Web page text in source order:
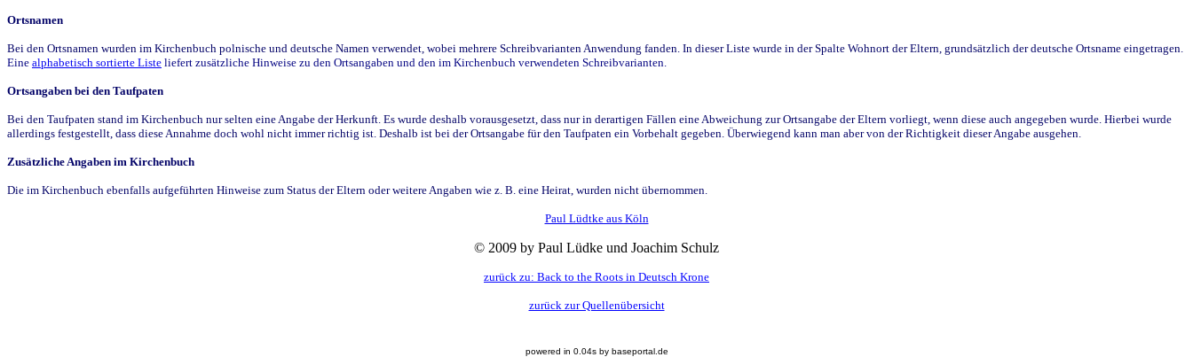
Ortsnamen
Bei den Ortsnamen wurden im Kirchenbuch polnische und deutsche Namen verwendet, wobei mehrere Schreibvarianten Anwendung fanden. In dieser Liste wurde in der Spalte Wohnort der Eltern, grundsätzlich der deutsche Ortsname eingetragen.
Eine alphabetisch sortierte Liste liefert zusätzliche Hinweise zu den Ortsangaben und den im Kirchenbuch verwendeten Schreibvarianten.
Ortsangaben bei den Taufpaten
Bei den Taufpaten stand im Kirchenbuch nur selten eine Angabe der Herkunft. Es wurde deshalb vorausgesetzt, dass nur in derartigen Fällen eine Abweichung zur Ortsangabe der Eltern vorliegt, wenn diese auch angegeben wurde. Hierbei wurde
allerdings festgestellt, dass diese Annahme doch wohl nicht immer richtig ist. Deshalb ist bei der Ortsangabe für den Taufpaten ein Vorbehalt gegeben. Überwiegend kann man aber von der Richtigkeit dieser Angabe ausgehen.
Zusätzliche Angaben im Kirchenbuch
Die im Kirchenbuch ebenfalls aufgeführten Hinweise zum Status der Eltern oder weitere Angaben wie z. B. eine Heirat, wurden nicht übernommen.
Paul Lüdtke aus Köln
© 2009 by Paul Lüdke und Joachim Schulz
zurück zu: Back to the Roots in Deutsch Krone
zurück zur Quellenübersicht
powered in 0.04s by baseportal.de